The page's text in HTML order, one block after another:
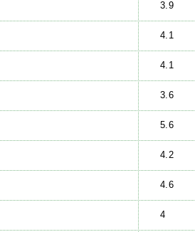
3.9
4.1
4.1
3.6
5.6
4.2
4.6
4